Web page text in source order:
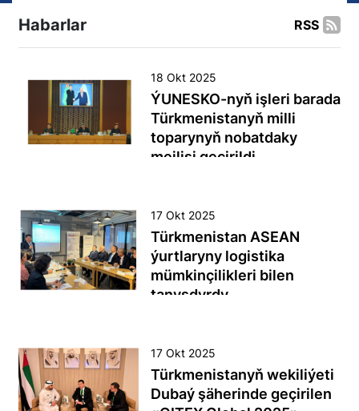
Habarlar RSS
18 Okt 2025
ÝUNESKO-nyň işleri barada
Türkmenistanyň milli
toparynyň nobatdaky
mejlisi geçirildi
17 Okt 2025
Türkmenistan ASEAN
ýurtlaryny logistika
mümkinçilikleri bilen
tanyşdyrdy
we senagat palatasy
(Malaysian International
Chamber of Commerce and
17 Okt 2025
Türkmenistanyň wekiliýeti
Dubaý şäherinde geçirilen